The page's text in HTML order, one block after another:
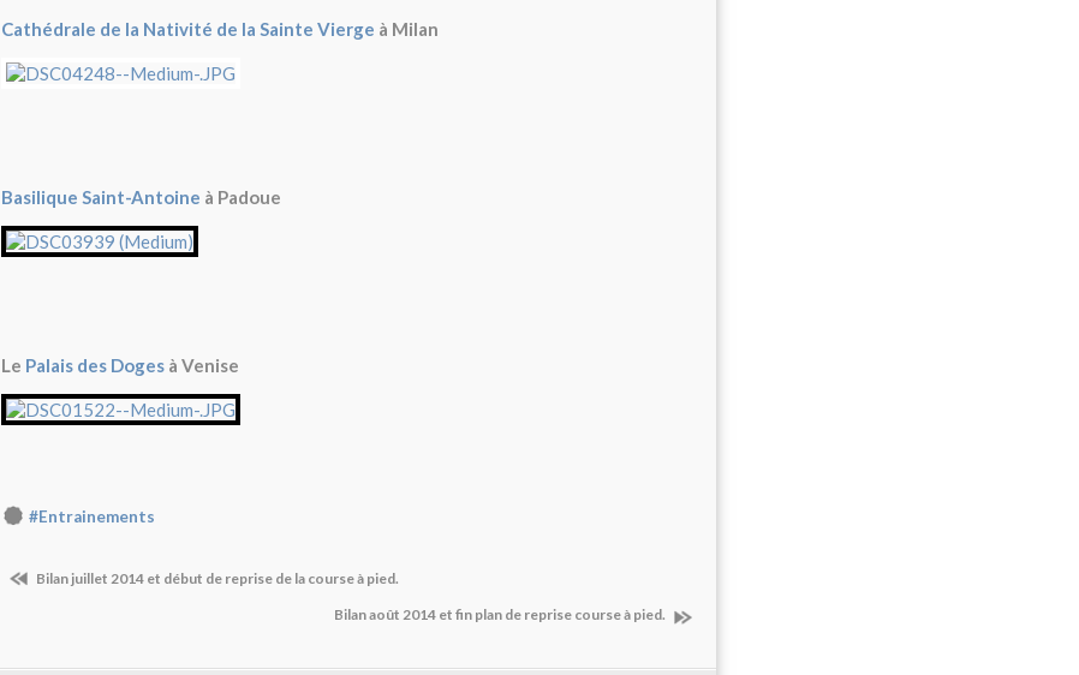
Cathédrale de la Nativité de la Sainte Vierge à Milan
Basilique Saint-Antoine à Padoue
Le Palais des Doges à Venise
#Entrainements
Bilan juillet 2014 et début de reprise de la course à pied.
Bilan août 2014 et fin plan de reprise course à pied.